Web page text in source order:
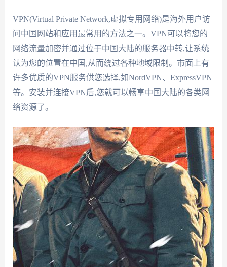
VPN(Virtual Private Network,虚拟专用网络)是海外用户访
问中国网站和应用最常用的方法之一。VPN可以将您的
网络流量加密并通过位于中国大陆的服务器中转,让系统
认为您的位置在中国,从而绕过各种地域限制。市面上有
许多优质的VPN服务供您选择,如NordVPN、ExpressVPN
等。安装并连接VPN后,您就可以畅享中国大陆的各类网
络资源了。